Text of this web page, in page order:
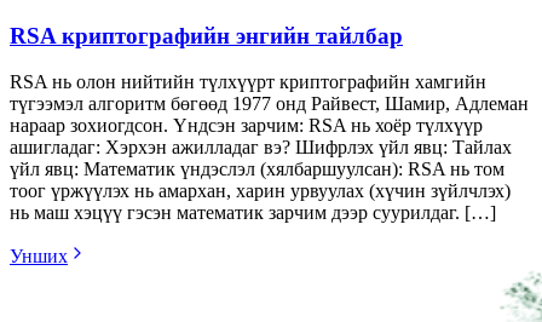
RSA криптографийн энгийн тайлбар
RSA нь олон нийтийн түлхүүрт криптографийн хамгийн
түгээмэл алгоритм бөгөөд 1977 онд Райвест, Шамир, Адлеман
нараар зохиогдсон. Үндсэн зарчим: RSA нь хоёр түлхүүр
ашигладаг: Хэрхэн ажилладаг вэ? Шифрлэх үйл явц: Тайлах
үйл явц: Математик үндэслэл (хялбаршуулсан): RSA нь том
тоог үржүүлэх нь амархан, харин урвуулах (хүчин зүйлчлэх)
нь маш хэцүү гэсэн математик зарчим дээр суурилдаг. […]
Унших